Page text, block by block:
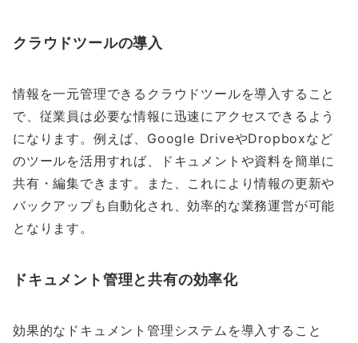
クラウドツールの導入
情報を一元管理できるクラウドツールを導入すること
で、従業員は必要な情報に迅速にアクセスできるよう
になります。例えば、Google DriveやDropboxなど
のツールを活用すれば、ドキュメントや資料を簡単に
共有・編集できます。また、これにより情報の更新や
バックアップも自動化され、効率的な業務運営が可能
となります。
ドキュメント管理と共有の効率化
効果的なドキュメント管理システムを導入すること